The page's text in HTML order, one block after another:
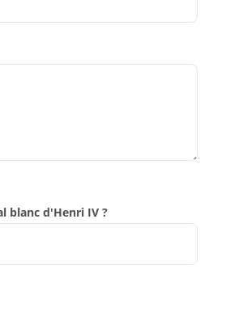
blanc d'Henri IV ?